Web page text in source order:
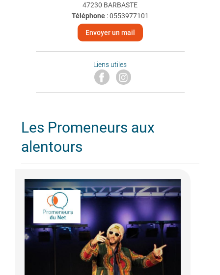
47230 BARBASTE
Téléphone:0553977101
Envoyer un mail
Liens utiles
Les Promeneurs aux
alentours